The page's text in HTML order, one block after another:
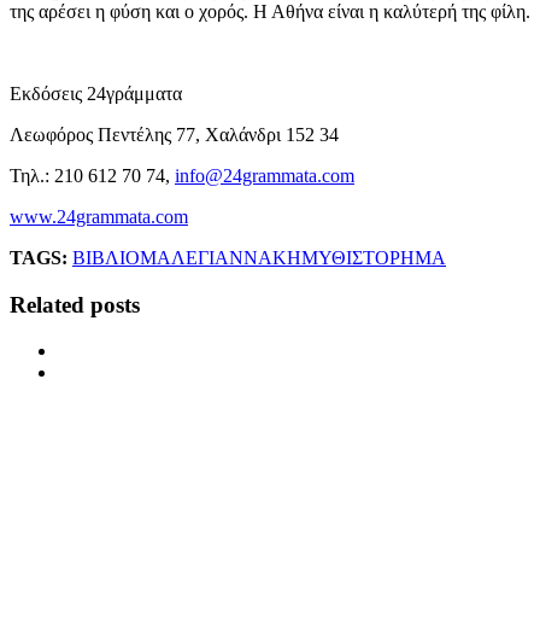
της αρέσει η φύση και ο χορός. Η Αθήνα είναι η καλύτερή της φίλη.
Εκδόσεις 24γράμματα
Λεωφόρος Πεντέλης 77, Χαλάνδρι 152 34
Τηλ.: 210 612 70 74, info@24grammata.com
www.24grammata.com
TAGS: ΒΙΒΛΙΟΜΑΛΕΓΙΑΝΝΑΚΗΜΥΘΙΣΤΟΡΗΜΑ
Related posts